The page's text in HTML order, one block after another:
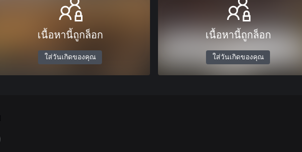
เนื้อหานี้ถูกล็อก
ใส่วันเกิดของคุณ
เนื้อหานี้ถูกล็อก
ใส่วันเกิดของคุณ